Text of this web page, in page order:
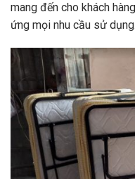
mang đến cho khách
ứng mọi nhu cầu sử dụng.